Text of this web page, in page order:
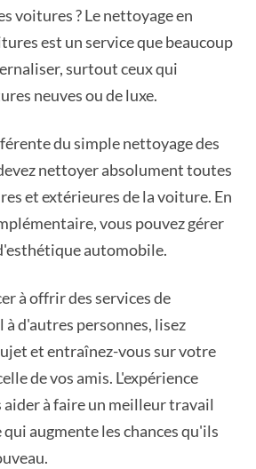
voitures ? Le nettoyage en
est un service que beaucoup
surtout ceux qui
neuves ou de luxe.
du simple nettoyage des
nettoyer absolument toutes
et extérieures de la voiture. En
vous pouvez gérer
automobile.
à offrir des services de
d'autres personnes, lisez
et entraînez-vous sur votre
de vos amis. L'expérience
à faire un meilleur travail
augmente les chances qu'ils